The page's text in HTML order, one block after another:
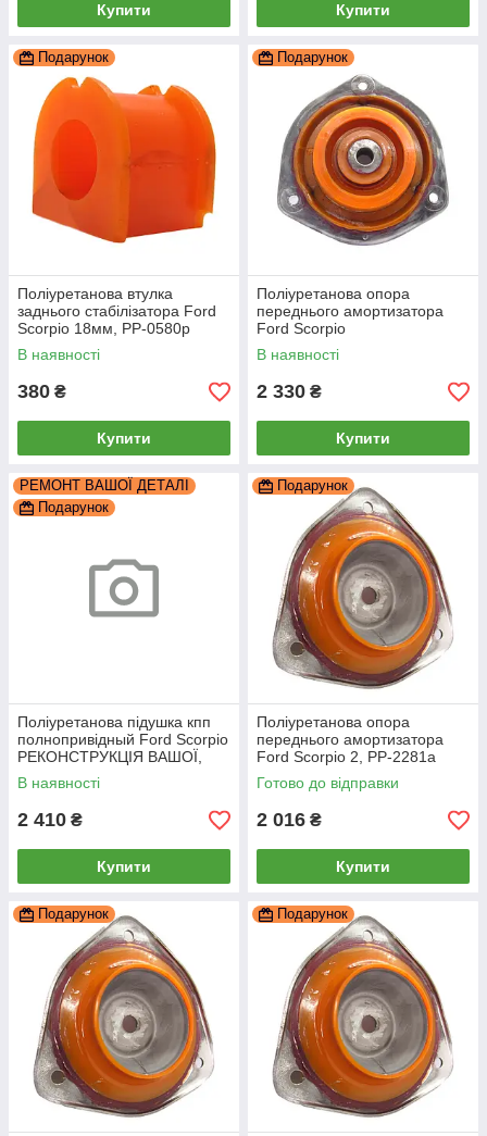
Купити Купити
Подарунок
Поліуретанова втулка
заднього стабілізатора Ford
Scorpio 18мм, PP-0580p
В наявності
380 ₴
Купити
Подарунок
Поліуретанова опора
переднього амортизатора
Ford Scorpio
РЕКОНСТРУКЦІЯ ВАШОЇ,
PP-1153b
В наявності
2 330 ₴
Купити
РЕМОНТ ВАШОЇ ДЕТАЛІ
Подарунок
Поліуретанова підушка кпп
полнопривідный Ford Scorpio
РЕКОНСТРУКЦІЯ ВАШОЇ,
PP-1407b
В наявності
2 410 ₴
Купити
Подарунок
Поліуретанова опора
переднього амортизатора
Ford Scorpio 2, PP-2281a
Готово до відправки
2 016 ₴
Купити
Подарунок Подарунок